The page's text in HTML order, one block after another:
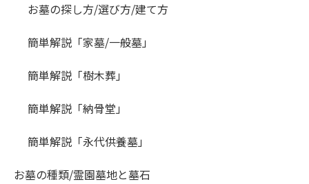
お墓の探し方/選び方/建て方
簡単解説「家墓/一般墓」
簡単解説「樹木葬」
簡単解説「納骨堂」
簡単解説「永代供養墓」
お墓の種類/霊園墓地と墓石